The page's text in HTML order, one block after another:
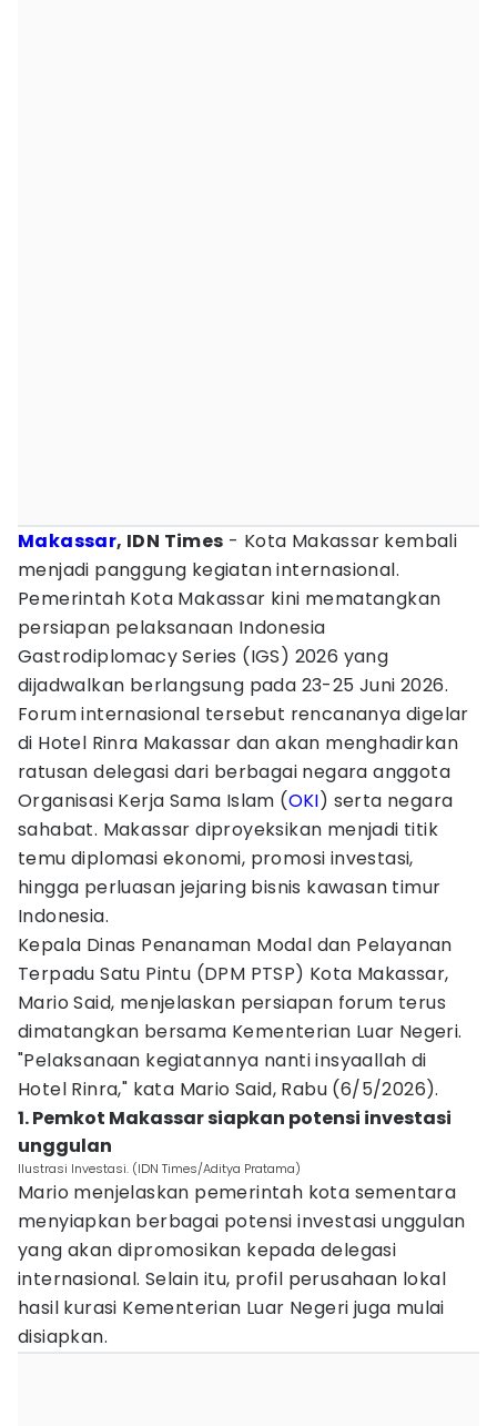
Makassar, IDN Times - Kota Makassar kembali
menjadi panggung kegiatan internasional.
Pemerintah Kota Makassar kini mematangkan
persiapan pelaksanaan Indonesia
Gastrodiplomacy Series (IGS) 2026 yang
dijadwalkan berlangsung pada 23-25 Juni 2026.
Forum internasional tersebut rencananya digelar
di Hotel Rinra Makassar dan akan menghadirkan
ratusan delegasi dari berbagai negara anggota
Organisasi Kerja Sama Islam (OKI) serta negara
sahabat. Makassar diproyeksikan menjadi titik
temu diplomasi ekonomi, promosi investasi,
hingga perluasan jejaring bisnis kawasan timur
Indonesia.
Kepala Dinas Penanaman Modal dan Pelayanan
Terpadu Satu Pintu (DPM PTSP) Kota Makassar,
Mario Said, menjelaskan persiapan forum terus
dimatangkan bersama Kementerian Luar Negeri.
"Pelaksanaan kegiatannya nanti insyaallah di
Hotel Rinra," kata Mario Said, Rabu (6/5/2026).
1. Pemkot Makassar siapkan potensi investasi
unggulan
Ilustrasi Investasi. (IDN Times/Aditya Pratama)
Mario menjelaskan pemerintah kota sementara
menyiapkan berbagai potensi investasi unggulan
yang akan dipromosikan kepada delegasi
internasional. Selain itu, profil perusahaan lokal
hasil kurasi Kementerian Luar Negeri juga mulai
disiapkan.